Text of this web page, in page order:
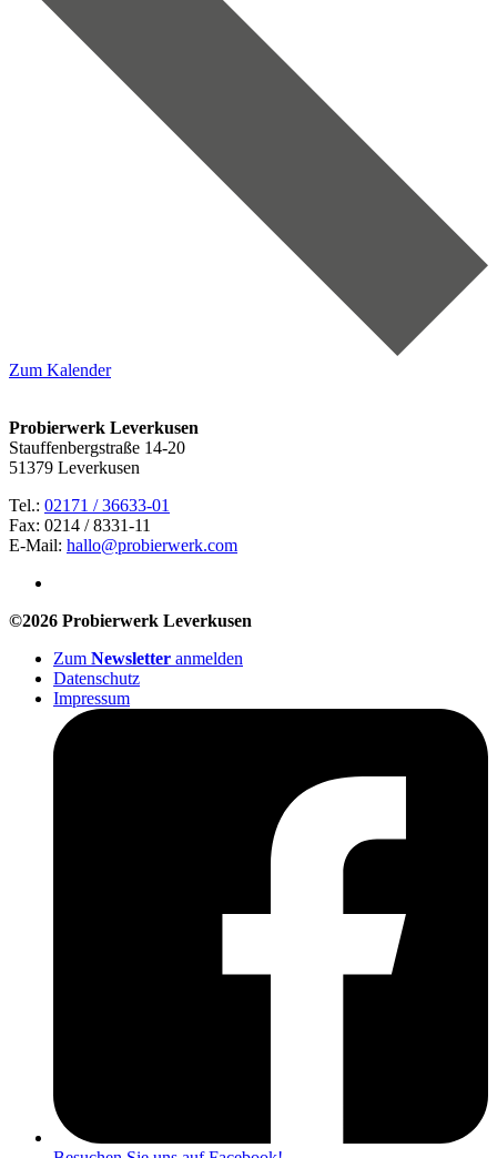
Zum Kalender
Probierwerk Leverkusen
Stauffenbergstraße 14-20
51379 Leverkusen
Tel.: 02171 / 36633-01
Fax: 0214 / 8331-11
E-Mail: hallo@probierwerk.com
©2026 Probierwerk Leverkusen
Zum Newsletter anmelden
Datenschutz
Impressum